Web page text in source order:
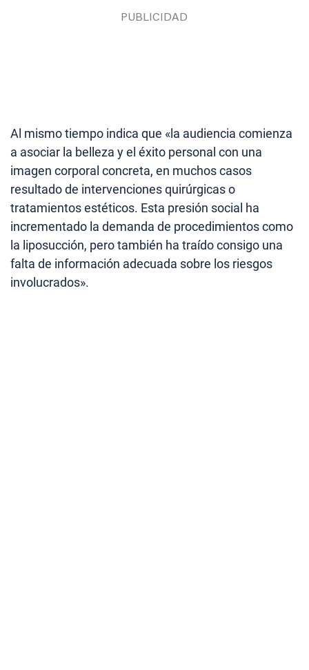
Al mismo tiempo indica que «la audiencia comienza
a asociar la belleza y el éxito personal con una
imagen corporal concreta, en muchos casos
resultado de intervenciones quirúrgicas o
tratamientos estéticos. Esta presión social ha
incrementado la demanda de procedimientos como
la liposucción, pero también ha traído consigo una
falta de información adecuada sobre los riesgos
involucrados».